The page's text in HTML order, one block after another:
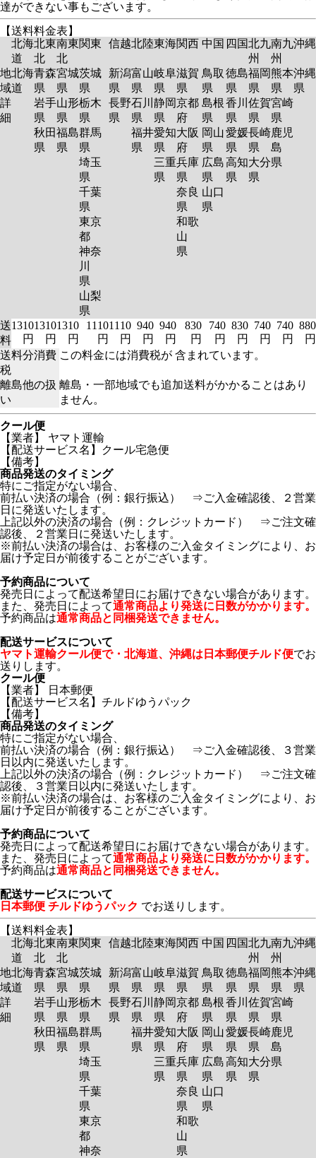
達ができない事もございます。
【送料料金表】
北海
道
北東
北
南東
北
関東 信越北陸東海関西 中国 四国北九
州
南九
州
沖縄
地
域
詳
細
北海
道
青森
県
岩手
県
秋田
県
宮城
県
山形
県
福島
県
茨城
県
栃木
県
群馬
県
埼玉
県
千葉
県
東京
都
神奈
川
県
山梨
県
新潟
県
長野
県
富山
県
石川
県
福井
県
岐阜
県
静岡
県
愛知
県
三重
県
滋賀
県
京都
府
大阪
府
兵庫
県
奈良
県
和歌
山
県
鳥取
県
島根
県
岡山
県
広島
県
山口
県
徳島
県
香川
県
愛媛
県
高知
県
福岡
県
佐賀
県
長崎
県
大分
県
熊本
県
宮崎
県
鹿児
島
県
沖縄
県
送
料
1310
円
1310
円
1310
円
1110
円
1110
円
940
円
940
円
830
円
740
円
830
円
740
円
740
円
880
円
送料分消費
税
この料金には消費税が 含まれています。
離島他の扱
い
離島・一部地域でも追加送料がかかることはあり
ません。
クール便
【業者】 ヤマト運輸
【配送サービス名】クール宅急便
【備考】
商品発送のタイミング
特にご指定がない場合、
前払い決済の場合（例：銀行振込） ⇒ご入金確認後、２営業
日に発送いたします。
上記以外の決済の場合（例：クレジットカード） ⇒ご注文確
認後、２営業日に発送いたします。
※前払い決済の場合は、お客様のご入金タイミングにより、お
届け予定日が前後することがございます。
予約商品について
発売日によって配送希望日にお届けできない場合があります。
また、発売日によって通常商品より発送に日数がかかります。
予約商品は通常商品と同梱発送できません。
配送サービスについて
ヤマト運輸クール便で・北海道、沖縄は日本郵便チルド便でお
送りします。
クール便
【業者】 日本郵便
【配送サービス名】チルドゆうパック
【備考】
商品発送のタイミング
特にご指定がない場合、
前払い決済の場合（例：銀行振込） ⇒ご入金確認後、３営業
日以内に発送いたします。
上記以外の決済の場合（例：クレジットカード） ⇒ご注文確
認後、３営業日以内に発送いたします。
※前払い決済の場合は、お客様のご入金タイミングにより、お
届け予定日が前後することがございます。
予約商品について
発売日によって配送希望日にお届けできない場合があります。
また、発売日によって通常商品より発送に日数がかかります。
予約商品は通常商品と同梱発送できません。
配送サービスについて
日本郵便 チルドゆうパック でお送りします。
【送料料金表】
北海
道
北東
北
南東
北
関東 信越北陸東海関西 中国 四国北九
州
南九
州
沖縄
地
域
詳
細
北海
道
青森
県
岩手
県
秋田
県
宮城
県
山形
県
福島
県
茨城
県
栃木
県
群馬
県
埼玉
県
千葉
県
東京
都
神奈
新潟
県
長野
県
富山
県
石川
県
福井
県
岐阜
県
静岡
県
愛知
県
三重
県
滋賀
県
京都
府
大阪
府
兵庫
県
奈良
県
和歌
山
県
鳥取
県
島根
県
岡山
県
広島
県
山口
県
徳島
県
香川
県
愛媛
県
高知
県
福岡
県
佐賀
県
長崎
県
大分
県
熊本
県
宮崎
県
鹿児
島
県
沖縄
県